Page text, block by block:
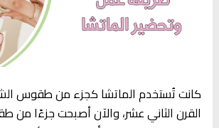
كانت تُستخدم الماتشا كجزء من طقوس
القرن الثاني عشر، والآن أصبحت جزءًا من